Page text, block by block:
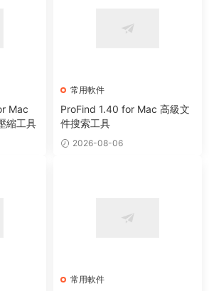
Mac
縮工具
常用軟件
ProFind 1.40 for Mac 高級文
件搜索工具
2026-08-06
常用軟件